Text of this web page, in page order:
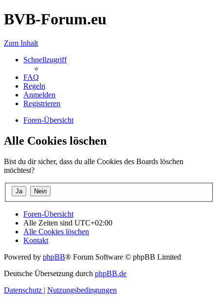
BVB-Forum.eu
Zum Inhalt
Schnellzugriff
FAQ
Regeln
Anmelden
Registrieren
Foren-Übersicht
Alle Cookies löschen
Bist du dir sicher, dass du alle Cookies des Boards löschen
möchtest?
Foren-Übersicht
Alle Zeiten sind UTC+02:00
Alle Cookies löschen
Kontakt
Powered by phpBB® Forum Software © phpBB Limited
Deutsche Übersetzung durch phpBB.de
Datenschutz | Nutzungsbedingungen